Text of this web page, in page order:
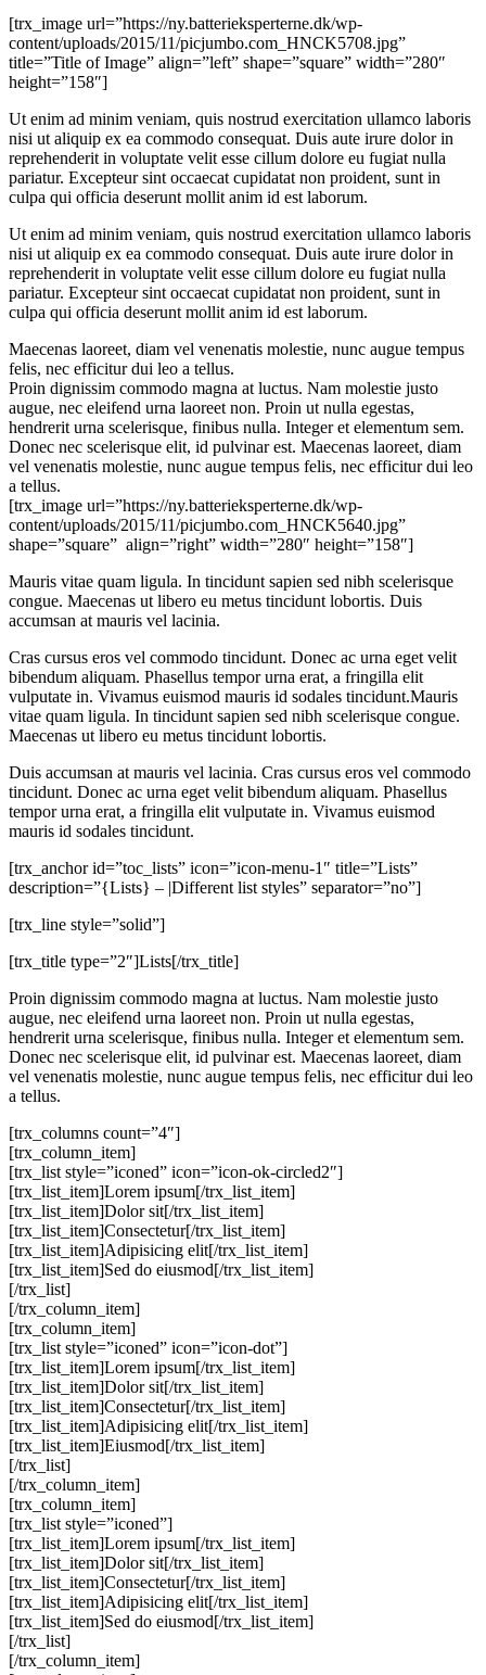
[trx_image url=”https://ny.batterieksperterne.dk/wp-
content/uploads/2015/11/picjumbo.com_HNCK5708.jpg”
title=”Title of Image” align=”left” shape=”square” width=”280″
height=”158″]
Ut enim ad minim veniam, quis nostrud exercitation ullamco laboris
nisi ut aliquip ex ea commodo consequat. Duis aute irure dolor in
reprehenderit in voluptate velit esse cillum dolore eu fugiat nulla
pariatur. Excepteur sint occaecat cupidatat non proident, sunt in
culpa qui officia deserunt mollit anim id est laborum.
Ut enim ad minim veniam, quis nostrud exercitation ullamco laboris
nisi ut aliquip ex ea commodo consequat. Duis aute irure dolor in
reprehenderit in voluptate velit esse cillum dolore eu fugiat nulla
pariatur. Excepteur sint occaecat cupidatat non proident, sunt in
culpa qui officia deserunt mollit anim id est laborum.
Maecenas laoreet, diam vel venenatis molestie, nunc augue tempus
felis, nec efficitur dui leo a tellus.
Proin dignissim commodo magna at luctus. Nam molestie justo
augue, nec eleifend urna laoreet non. Proin ut nulla egestas,
hendrerit urna scelerisque, finibus nulla. Integer et elementum sem.
Donec nec scelerisque elit, id pulvinar est. Maecenas laoreet, diam
vel venenatis molestie, nunc augue tempus felis, nec efficitur dui leo
a tellus.
[trx_image url=”https://ny.batterieksperterne.dk/wp-
content/uploads/2015/11/picjumbo.com_HNCK5640.jpg”
shape=”square” align=”right” width=”280″ height=”158″]
Mauris vitae quam ligula. In tincidunt sapien sed nibh scelerisque
congue. Maecenas ut libero eu metus tincidunt lobortis. Duis
accumsan at mauris vel lacinia.
Cras cursus eros vel commodo tincidunt. Donec ac urna eget velit
bibendum aliquam. Phasellus tempor urna erat, a fringilla elit
vulputate in. Vivamus euismod mauris id sodales tincidunt.Mauris
vitae quam ligula. In tincidunt sapien sed nibh scelerisque congue.
Maecenas ut libero eu metus tincidunt lobortis.
Duis accumsan at mauris vel lacinia. Cras cursus eros vel commodo
tincidunt. Donec ac urna eget velit bibendum aliquam. Phasellus
tempor urna erat, a fringilla elit vulputate in. Vivamus euismod
mauris id sodales tincidunt.
[trx_anchor id=”toc_lists” icon=”icon-menu-1″ title=”Lists”
description=”{Lists} – |Different list styles” separator=”no”]
[trx_line style=”solid”]
[trx_title type=”2″]Lists[/trx_title]
Proin dignissim commodo magna at luctus. Nam molestie justo
augue, nec eleifend urna laoreet non. Proin ut nulla egestas,
hendrerit urna scelerisque, finibus nulla. Integer et elementum sem.
Donec nec scelerisque elit, id pulvinar est. Maecenas laoreet, diam
vel venenatis molestie, nunc augue tempus felis, nec efficitur dui leo
a tellus.
[trx_columns count=”4″]
[trx_column_item]
[trx_list style=”iconed” icon=”icon-ok-circled2″]
[trx_list_item]Lorem ipsum[/trx_list_item]
[trx_list_item]Dolor sit[/trx_list_item]
[trx_list_item]Consectetur[/trx_list_item]
[trx_list_item]Adipisicing elit[/trx_list_item]
[trx_list_item]Sed do eiusmod[/trx_list_item]
[/trx_list]
[/trx_column_item]
[trx_column_item]
[trx_list style=”iconed” icon=”icon-dot”]
[trx_list_item]Lorem ipsum[/trx_list_item]
[trx_list_item]Dolor sit[/trx_list_item]
[trx_list_item]Consectetur[/trx_list_item]
[trx_list_item]Adipisicing elit[/trx_list_item]
[trx_list_item]Eiusmod[/trx_list_item]
[/trx_list]
[/trx_column_item]
[trx_column_item]
[trx_list style=”iconed”]
[trx_list_item]Lorem ipsum[/trx_list_item]
[trx_list_item]Dolor sit[/trx_list_item]
[trx_list_item]Consectetur[/trx_list_item]
[trx_list_item]Adipisicing elit[/trx_list_item]
[trx_list_item]Sed do eiusmod[/trx_list_item]
[/trx_list]
[/trx_column_item]